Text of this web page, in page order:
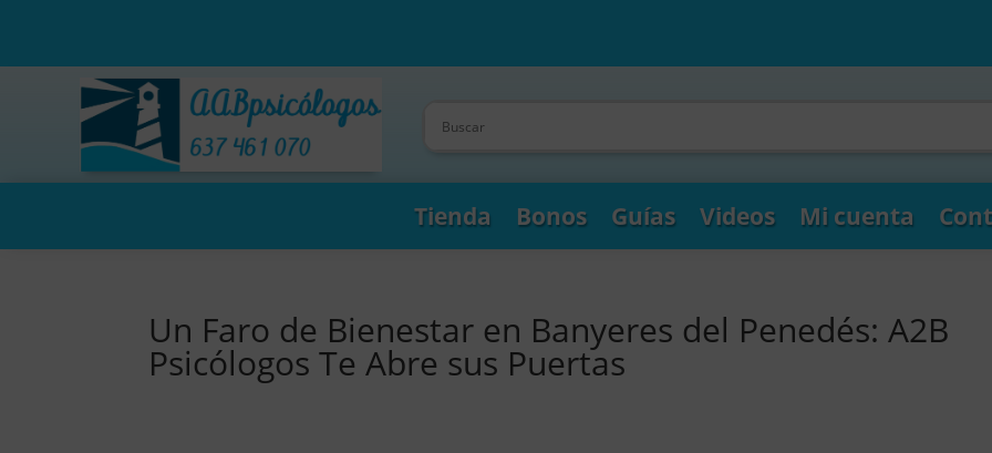
Tienda Bonos Guías Videos Mi cuenta
Un Faro de Bienestar en Banyeres del Penedés: A2B
Psicólogos Te Abre sus Puertas